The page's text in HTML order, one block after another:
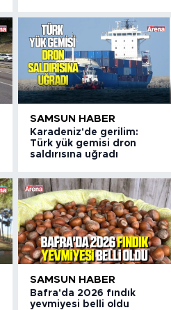
SAMSUN HABER
Karadeniz'de gerilim:
Türk yük gemisi dron
saldırısına uğradı
SAMSUN HABER
Bafra'da 2026 fındık
yevmiyesi belli oldu